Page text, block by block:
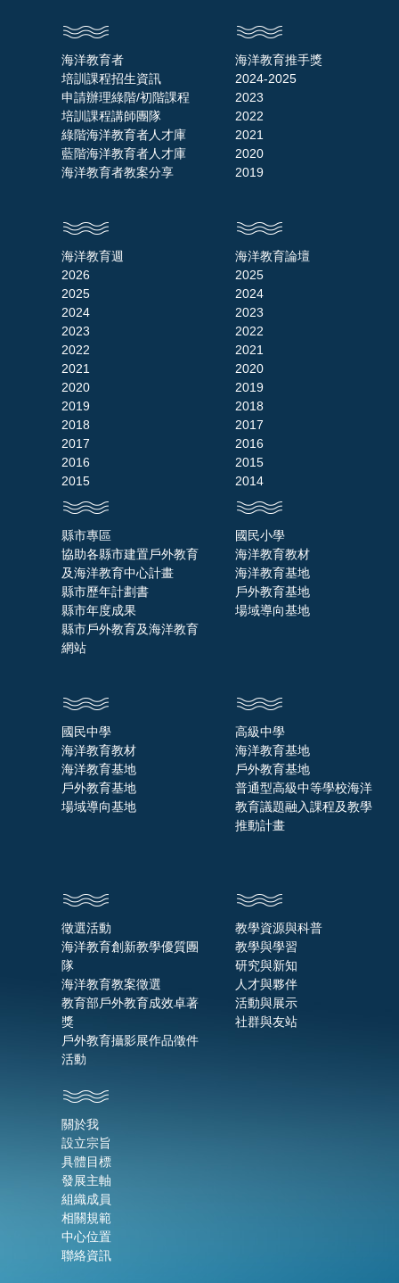
海洋教育者
培訓課程招生資訊
申請辦理綠階/初階課程
培訓課程講師團隊
綠階海洋教育者人才庫
藍階海洋教育者人才庫
海洋教育者教案分享
海洋教育推手獎
2024-2025
2023
2022
2021
2020
2019
海洋教育週
2026
2025
2024
2023
2022
2021
2020
2019
2018
2017
2016
2015
海洋教育論壇
2025
2024
2023
2022
2021
2020
2019
2018
2017
2016
2015
2014
縣市專區
協助各縣市建置戶外教育
及海洋教育中心計畫
縣市歷年計劃書
縣市年度成果
縣市戶外教育及海洋教育
網站
國民小學
海洋教育教材
海洋教育基地
戶外教育基地
場域導向基地
國民中學
海洋教育教材
海洋教育基地
戶外教育基地
場域導向基地
高級中學
海洋教育基地
戶外教育基地
普通型高級中等學校海洋
教育議題融入課程及教學
推動計畫
徵選活動
海洋教育創新教學優質團
隊
海洋教育教案徵選
教育部戶外教育成效卓著
獎
戶外教育攝影展作品徵件
活動
教學資源與科普
教學與學習
研究與新知
人才與夥伴
活動與展示
社群與友站
關於我
設立宗旨
具體目標
發展主軸
組織成員
相關規範
中心位置
聯絡資訊